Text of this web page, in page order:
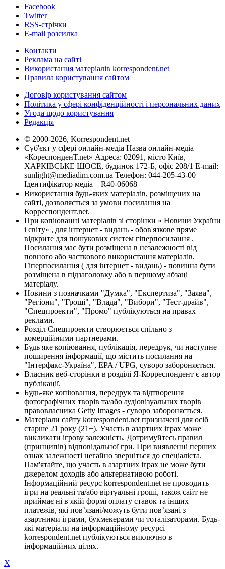
Facebook
Twitter
RSS-стрічки
E-mail розсилка
Контакти
Реклама на сайті
Використання матеріалів korrespondent.net
Правила користування сайтом
Договір користування сайтом
Політика у сфері конфіденційності і персональних даних
Угода щодо користування
Редакція
© 2000-2026, Korrespondent.net
Суб'єкт у сфері онлайн-медіа Назва онлайн-медіа –
«КореспонденТ.net» Адреса: 02091, місто Київ,
ХАРКІВСЬКЕ ШОСЕ, будинок 172-Б, офіс 208/1 E-mail:
sunlight@mediadim.com.ua Телефон: 044-205-43-00
Ідентифікатор медіа – R40-06068
Використання будь-яких матеріалів, розміщених на
сайті, дозволяється за умови посилання на
Корреспондент.net.
При копіюванні матеріалів зі сторінки « Новини України
і світу» , для інтернет - видань - обов'язкове пряме
відкрите для пошукових систем гіперпосилання .
Посилання має бути розміщена в незалежності від
повного або часткового використання матеріалів.
Гіперпосилання ( для інтернет - видань) - повинна бути
розміщена в підзаголовку або в першому абзаці
матеріалу.
Новини з позначками "Думка", "Експертиза", "Заява",
"Регіони", "Гроші", "Влада", "Вибори", "Тест-драйв",
"Спецпроекти", "Промо" публікуються на правах
реклами.
Розділ Спецпроекти створюється спільно з
комерційними партнерами.
Будь яке копіювання, публікація, передрук, чи наступне
поширення інформації, що містить посилання на
"Інтерфакс-Україна", EPA / UPG, суворо забороняється.
Власник веб-сторінки в розділі Я-Корреспондент є автор
публікації.
Будь-яке копіювання, передрук та відтворення
фотографічних творів та/або аудіовізуальних творів
правовласника Getty Images - суворо забороняється.
Матеріали сайту korrespondent.net призначені для осіб
старше 21 року (21+). Участь в азартних іграх може
викликати ігрову залежність. Дотримуйтесь правил
(принципів) відповідальної гри. При виявленні перших
ознак залежності негайно зверніться до спеціаліста.
Пам'ятайте, що участь в азартних іграх не може бути
джерелом доходів або альтернативою роботі.
Інформаційний ресурс korrespondent.net не проводить
ігри на реальні та/або віртуальні гроші, також сайт не
приймає ні в якій формі оплату ставок та інших
платежів, які пов’язані/можуть бути пов’язані з
азартними іграми, букмекерами чи тоталізаторами. Будь-
які матеріали на інформаційному ресурсі
korrespondent.net публікуються виключно в
інформаційних цілях.
X